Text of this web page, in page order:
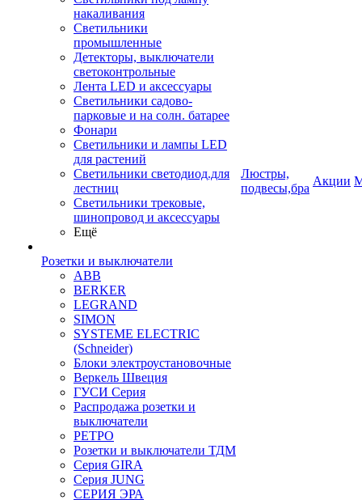
накаливания
Светильники
промышленные
Детекторы, выключатели
светоконтрольные
Лента LED и аксессуары
Светильники садово-
парковые и на солн. батарее
Фонари
Светильники и лампы LED
для растений
Светильники светодиод.для
лестниц
Светильники трековые,
шинопровод и аксессуары
Ещё
Розетки и выключатели
ABB
BERKER
LEGRAND
SIMON
SYSTEME ELECTRIC
(Schneider)
Блоки электроустановочные
Веркель Швеция
ГУСИ Серия
Распродажа розетки и
выключатели
РЕТРО
Розетки и выключатели ТДМ
Серия GIRA
Серия JUNG
СЕРИЯ ЭРА
Люстры,
подвесы,бра
Акции